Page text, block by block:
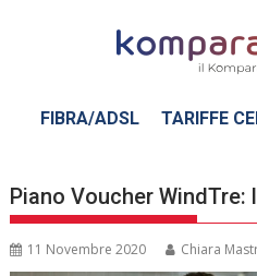
FIBRA/ADSL TARIFFE
Piano Voucher
11 Novembre 2020 Chiara